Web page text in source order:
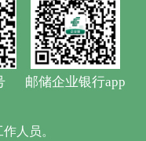
邮储企业银行app
人员。